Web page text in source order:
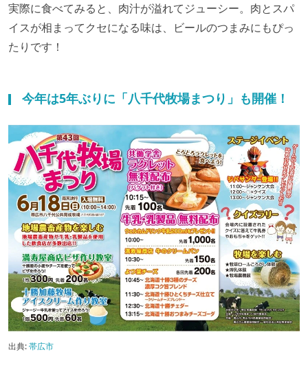
実際に食べてみると、肉汁が溢れてジューシー。肉とスパ
イスが相まってクセになる味は、ビールのつまみにもぴっ
たりです！
今年は5年ぶりに「八千代牧場まつり」も開催！
出典:帯広市